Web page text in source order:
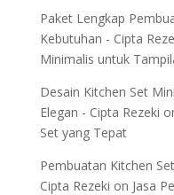
Paket Lengkap
Kebutuhan - Cipta
Minimalis untuk
Desain Kitchen Set
Elegan - Cipta Rezeki
Set yang Tepat
Pembuatan Kitchen
Cipta Rezeki on Jasa